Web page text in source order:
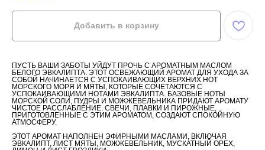
Добавить в корзину
ПУСТЬ ВАШИ ЗАБОТЫ УЙДУТ ПРОЧЬ С АРОМАТНЫМ МАСЛОМ
БЕЛОГО ЭВКАЛИПТА. ЭТОТ ОСВЕЖАЮЩИЙ АРОМАТ ДЛЯ УХОДА ЗА
СОБОЙ НАЧИНАЕТСЯ С УСПОКАИВАЮЩИХ ВЕРХНИХ НОТ
МОРСКОГО МОРЯ И МЯТЫ, КОТОРЫЕ СОЧЕТАЮТСЯ С
УСПОКАИВАЮЩИМИ НОТАМИ ЭВКАЛИПТА. БАЗОВЫЕ НОТЫ
МОРСКОЙ СОЛИ, ПУДРЫ И МОЖЖЕВЕЛЬНИКА ПРИДАЮТ АРОМАТУ
ЧИСТОЕ РАССЛАБЛЕНИЕ. СВЕЧИ, ПЛАВКИ И ПИРОЖНЫЕ,
ПРИГОТОВЛЕННЫЕ С ЭТИМ АРОМАТОМ, СОЗДАЮТ СПОКОЙНУЮ
АТМОСФЕРУ.
ЭТОТ АРОМАТ НАПОЛНЕН ЭФИРНЫМИ МАСЛАМИ, ВКЛЮЧАЯ
ЭВКАЛИПТ, ЛИСТ МЯТЫ, МОЖЖЕВЕЛЬНИК, МУСКАТНЫЙ ОРЕХ,